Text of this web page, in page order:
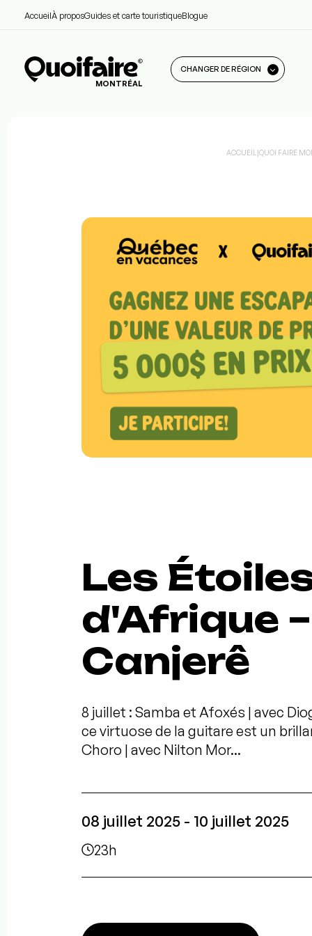
AccueilÀ proposGuides et carte touristiqueBlogue
MONTRÉAL
CHANGER DE RÉGION
ACCUEIL |QUOI FAIRE
Les
d'Afrique
Canjerê
8 juillet : Samba et Afoxés | avec
ce virtuose de la guitare est un
Choro | avec Nilton Mor...
08 juillet 2025 - 10 juillet 2025
23h